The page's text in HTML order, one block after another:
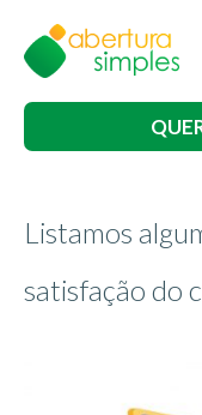
Listamos
satisfação do